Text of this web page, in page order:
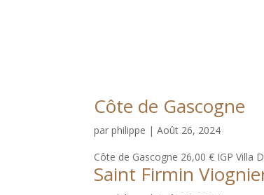
Côte de Gascogne
parphilippe |Août 26, 2024
Côte de Gascogne 26,00 € IGP Villa
Saint Firmin